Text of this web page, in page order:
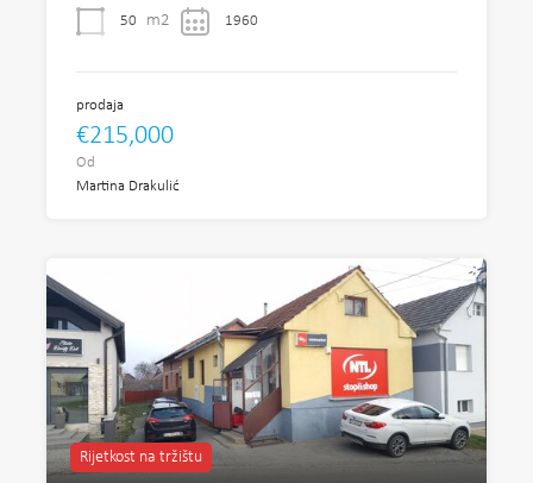
50 m2 1960
prodaja
€215,000
Od
Martina Drakulić
Rijetkost na tržištu